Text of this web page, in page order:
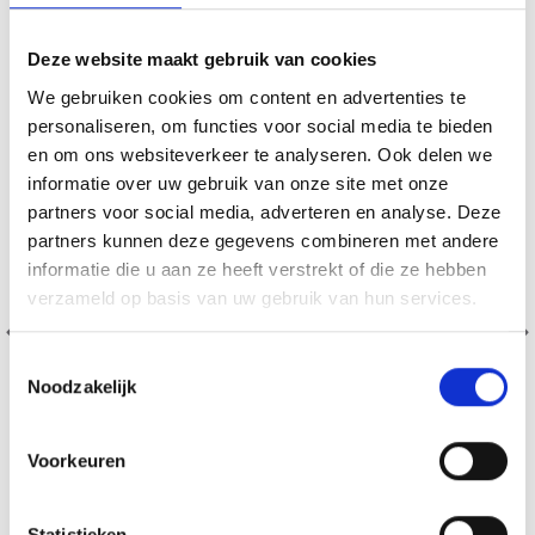
Deze website maakt gebruik van cookies
We gebruiken cookies om content en advertenties te
personaliseren, om functies voor social media te bieden
en om ons websiteverkeer te analyseren. Ook delen we
informatie over uw gebruik van onze site met onze
partners voor social media, adverteren en analyse. Deze
partners kunnen deze gegevens combineren met andere
informatie die u aan ze heeft verstrekt of die ze hebben
verzameld op basis van uw gebruik van hun services.
Noodzakelijk
Voorkeuren